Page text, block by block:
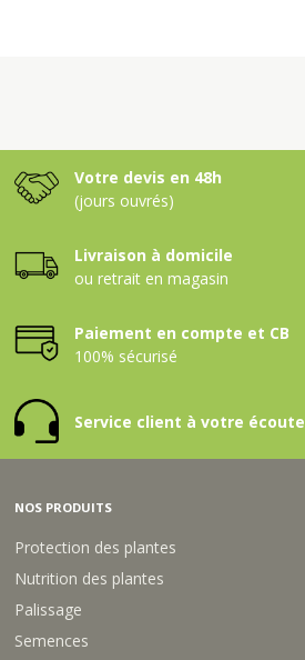
Votre devis en 48h
(jours ouvrés)
Livraison à domicile
ou retrait en magasin
Paiement en compte et CB
100% sécurisé
Service client à votre écoute
NOS PRODUITS
Protection des plantes
Nutrition des plantes
Palissage
Semences